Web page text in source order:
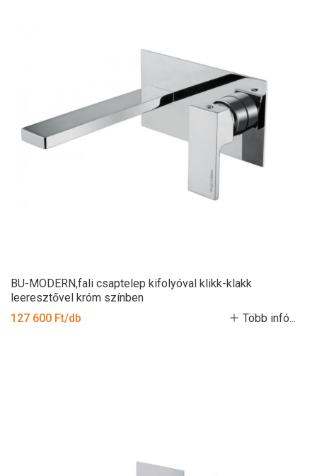
BU-MODERN,fali csaptelep kifolyóval klikk-klakk
leeresztővel króm színben
127 600 Ft/db
Több infó...